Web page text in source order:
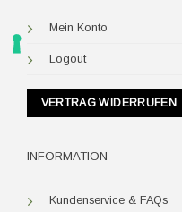
Mein Konto
Logout
VERTRAG WIDERRUFEN
INFORMATION
Kundenservice & FAQs